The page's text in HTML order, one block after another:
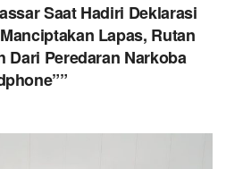
Saat Hadiri Deklarasi
Lapas, Rutan
Dari Peredaran Narkoba